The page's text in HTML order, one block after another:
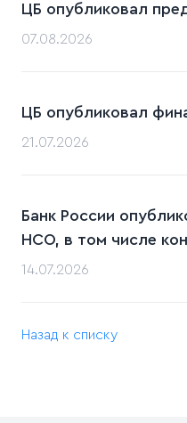
ЦБ опубликовал
07.08.2026
ЦБ опубликовал
21.07.2026
Банк России
НСО, в том числе
14.07.2026
Назад к списку